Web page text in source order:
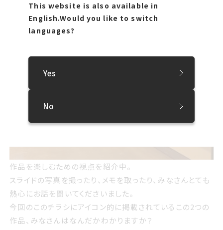
This website is also available in
English.Would you like to switch
languages?
Yes
No
作品を楽しむための視点を紹介中。
スライドの写真を撮ったり、メモを取ったり、みなさんとても
熱心にお話を聞いてくださいました。
今回のこのチラシにアイコン的に掲載されているこの2つの
作品、みなさんはなんだかわかりますか？